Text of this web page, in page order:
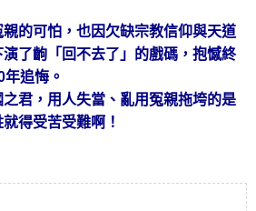
的可怕，也因欠缺宗教信仰與天道
了齣「回不去了」的戲碼，抱憾終
追悔。
君，用人失當、亂用冤親拖垮的是
得受苦受難啊！